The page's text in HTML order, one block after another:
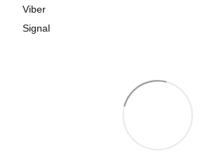
Viber
Signal